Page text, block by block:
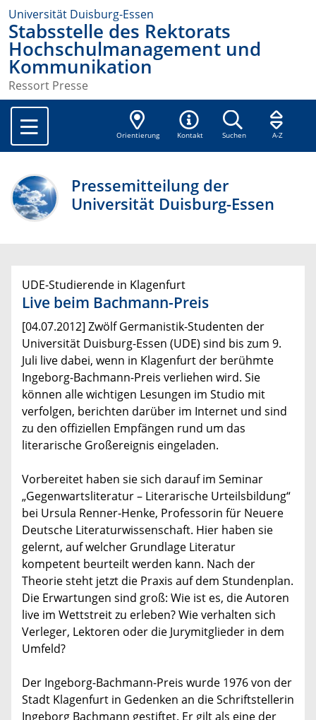
Universität Duisburg-Essen
Stabsstelle des Rektorats
Hochschulmanagement und
Kommunikation
Ressort Presse
Orientierung Kontakt Suchen A-Z
Pressemitteilung der
Universität Duisburg-Essen
UDE-Studierende in Klagenfurt
Live beim Bachmann-Preis
[04.07.2012] Zwölf Germanistik-Studenten der
Universität Duisburg-Essen (UDE) sind bis zum 9.
Juli live dabei, wenn in Klagenfurt der berühmte
Ingeborg-Bachmann-Preis verliehen wird. Sie
können alle wichtigen Lesungen im Studio mit
verfolgen, berichten darüber im Internet und sind
zu den offiziellen Empfängen rund um das
literarische Großereignis eingeladen.
Vorbereitet haben sie sich darauf im Seminar
„Gegenwartsliteratur – Literarische Urteilsbildung“
bei Ursula Renner-Henke, Professorin für Neuere
Deutsche Literaturwissenschaft. Hier haben sie
gelernt, auf welcher Grundlage Literatur
kompetent beurteilt werden kann. Nach der
Theorie steht jetzt die Praxis auf dem Stundenplan.
Die Erwartungen sind groß: Wie ist es, die Autoren
live im Wettstreit zu erleben? Wie verhalten sich
Verleger, Lektoren oder die Jurymitglieder in dem
Umfeld?
Der Ingeborg-Bachmann-Preis wurde 1976 von der
Stadt Klagenfurt in Gedenken an die Schriftstellerin
Ingeborg Bachmann gestiftet. Er gilt als eine der